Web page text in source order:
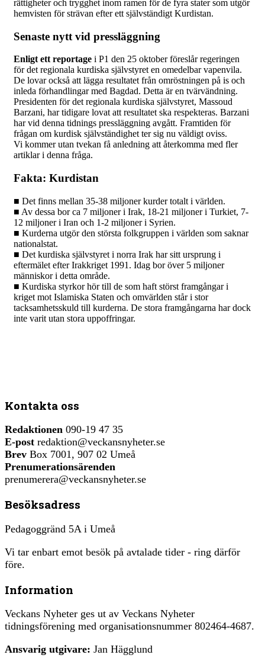
rättigheter och trygghet inom ramen för de fyra stater som utgör
hemvisten för strävan efter ett självständigt Kurdistan.
Senaste nytt vid pressläggning
Enligt ett reportage i P1 den 25 oktober föreslår regeringen
för det regionala kurdiska självstyret en omedelbar vapenvila.
De lovar också att lägga resultatet från omröstningen på is och
inleda förhandlingar med Bagdad. Detta är en tvärvändning.
Presidenten för det regionala kurdiska självstyret, Massoud
Barzani, har tidigare lovat att resultatet ska respekteras. Barzani
har vid denna tidnings pressläggning avgått. Framtiden för
frågan om kurdisk självständighet ter sig nu väldigt oviss.
Vi kommer utan tvekan få anledning att återkomma med fler
artiklar i denna fråga.
Fakta: Kurdistan
■ Det finns mellan 35-38 miljoner kurder totalt i världen.
■ Av dessa bor ca 7 miljoner i Irak, 18-21 miljoner i Turkiet, 7-
12 miljoner i Iran och 1-2 miljoner i Syrien.
■ Kurderna utgör den största folkgruppen i världen som saknar
nationalstat.
■ Det kurdiska självstyret i norra Irak har sitt ursprung i
eftermälet efter Irakkriget 1991. Idag bor över 5 miljoner
människor i detta område.
■ Kurdiska styrkor hör till de som haft störst framgångar i
kriget mot Islamiska Staten och omvärlden står i stor
tacksamhetsskuld till kurderna. De stora framgångarna har dock
inte varit utan stora uppoffringar.
Kontakta oss
Redaktionen 090-19 47 35
E-post redaktion@veckansnyheter.se
Brev Box 7001, 907 02 Umeå
Prenumerationsärenden
prenumerera@veckansnyheter.se
Besöksadress
Pedagoggränd 5A i Umeå
Vi tar enbart emot besök på avtalade tider - ring därför
före.
Information
Veckans Nyheter ges ut av Veckans Nyheter
tidningsförening med organisationsnummer 802464-4687.
Ansvarig utgivare: Jan Hägglund